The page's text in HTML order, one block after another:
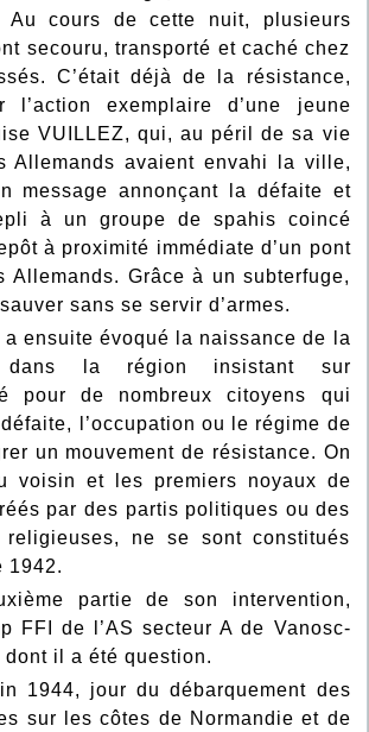
Au cours de cette nuit, plusieurs
secouru, transporté et caché chez
C’était déjà de la résistance,
l’action exemplaire d’une jeune
VUILLEZ, qui, au péril de sa vie
Allemands avaient envahi la ville,
message annonçant la défaite et
à un groupe de spahis coincé
à proximité immédiate d’un pont
Allemands. Grâce à un subterfuge,
sans se servir d’armes.
a ensuite évoqué la naissance de la
dans la région insistant sur
pour de nombreux citoyens qui
l’occupation ou le régime de
un mouvement de résistance. On
voisin et les premiers noyaux de
par des partis politiques ou des
religieuses, ne se sont constitués
1942.
partie de son intervention,
FFI de l’AS secteur A de Vanosc-
dont il a été question.
1944, jour du débarquement des
sur les côtes de Normandie et de